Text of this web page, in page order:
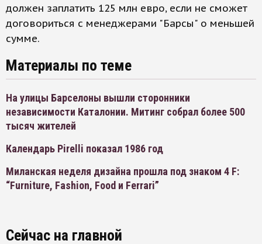
должен заплатить 125 млн евро, если не сможет
договориться с менеджерами "Барсы" о меньшей
сумме.
Материалы по теме
На улицы Барселоны вышли сторонники
независимости Каталонии. Митинг собрал более 500
тысяч жителей
Календарь Pirelli показал 1986 год
Миланская неделя дизайна прошла под знаком 4 F:
“Furniture, Fashion, Food и Ferrari”
Сейчас на главной